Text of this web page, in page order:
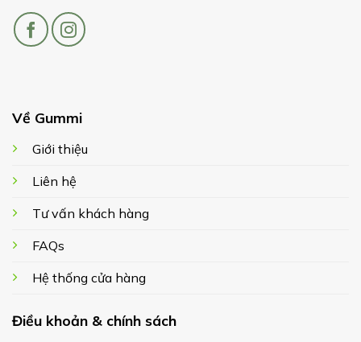
Về Gummi
Giới thiệu
Liên hệ
Tư vấn khách hàng
FAQs
Hệ thống cửa hàng
Điều khoản & chính sách